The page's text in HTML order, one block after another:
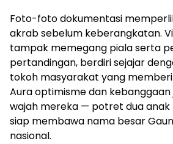
Foto-foto dokumentasi
akrab sebelum keberangkatan.
tampak memegang piala serta
pertandingan, berdiri sejajar
tokoh masyarakat yang
Aura optimisme dan
wajah mereka — potret dua anak
siap membawa nama besar
nasional.